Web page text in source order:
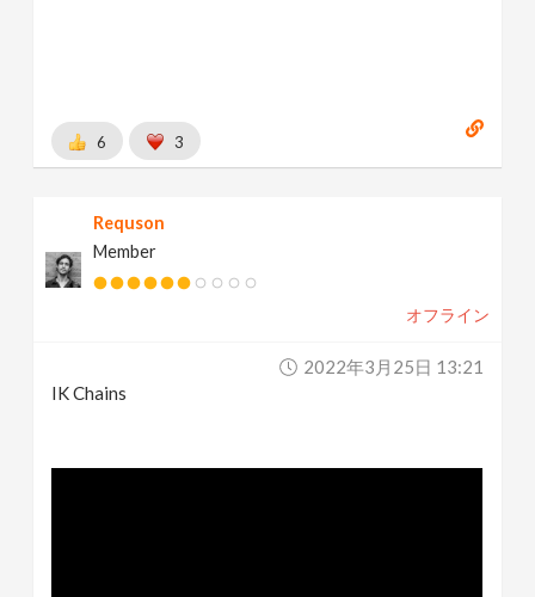
6 3
Requson
Member
オフライン
2022年3月25日 13:21
IK Chains